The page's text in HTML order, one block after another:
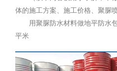
体的施工方案、施工价格、聚脲
用聚脲防水材料做地平防水包
平米